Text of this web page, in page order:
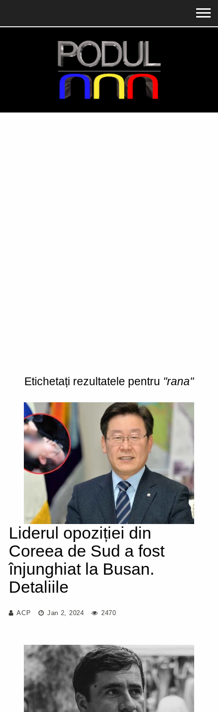
Etichetați rezultatele pentru "rana"
Liderul opoziției din
Coreea de Sud a fost
înjunghiat la Busan.
Detaliile
ACP Jan 2, 2024 2470